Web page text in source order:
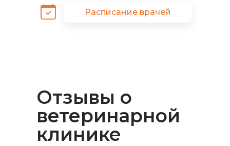
Расписание врачей
Отзывы о
ветеринарной
клинике